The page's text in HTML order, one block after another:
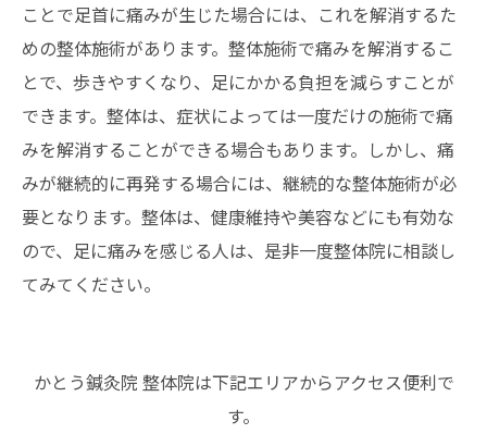
ことで足首に痛みが生じた場合には、これを解消するた
めの整体施術があります。整体施術で痛みを解消するこ
とで、歩きやすくなり、足にかかる負担を減らすことが
できます。整体は、症状によっては一度だけの施術で痛
みを解消することができる場合もあります。しかし、痛
みが継続的に再発する場合には、継続的な整体施術が必
要となります。整体は、健康維持や美容などにも有効な
ので、足に痛みを感じる人は、是非一度整体院に相談し
てみてください。
かとう鍼灸院 整体院は下記エリアからアクセス便利で
す。